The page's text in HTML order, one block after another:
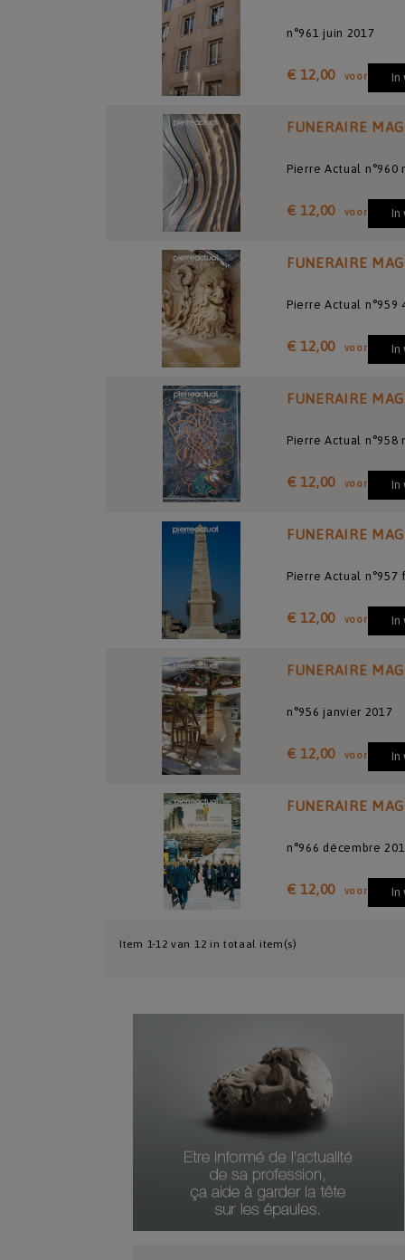
n°961 juin 2017
€ 12,00 voor In
FUNERAIRE MAG
Pierre Actual n°960
€ 12,00 voor In
FUNERAIRE MAG
Pierre Actual n°959
€ 12,00 voor In
FUNERAIRE MAG
Pierre Actual n°958
€ 12,00 voor In
FUNERAIRE MAG
Pierre Actual n°957
€ 12,00 voor In
FUNERAIRE MAG
n°956 janvier 2017
€ 12,00 voor In
FUNERAIRE MAG
n°966 décembre
€ 12,00 voor In
Item 1-12 van 12 in totaal item(s)